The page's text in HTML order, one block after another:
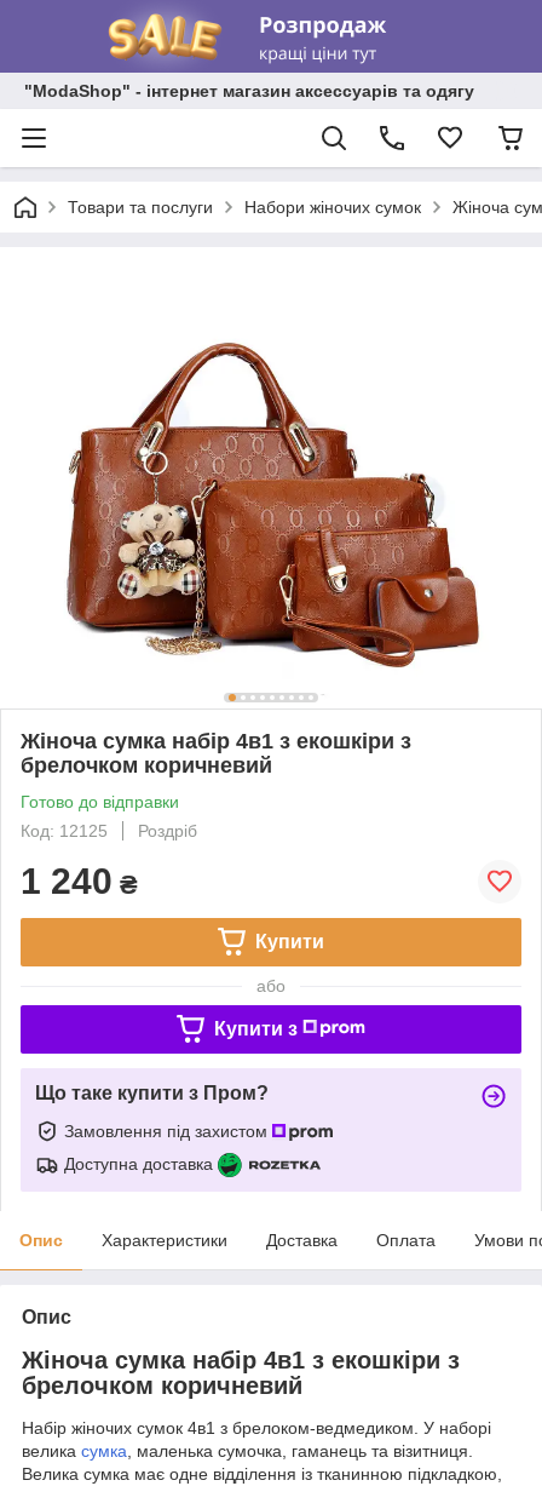
"ModaShop" - інтернет магазин аксессуарів та одягу
Товари та послуги Набори жіночих сумок Жіноча
Жіноча сумка набір 4в1 з екошкіри з
брелочком коричневий
Готово до відправки
Код: 12125
Роздріб
1 240 ₴
Купити
або
Купити з
Що таке купити з Пром?
Замовлення під захистом
Доступна доставка
Опис Характеристики Доставка Оплата Умови
Опис
Жіноча сумка набір 4в1 з екошкіри з
брелочком коричневий
Набір жіночих сумок 4в1 з брелоком-ведмедиком. У наборі
велика сумка, маленька сумочка, гаманець та візитниця.
Велика сумка має одне відділення із тканинною підкладкою,